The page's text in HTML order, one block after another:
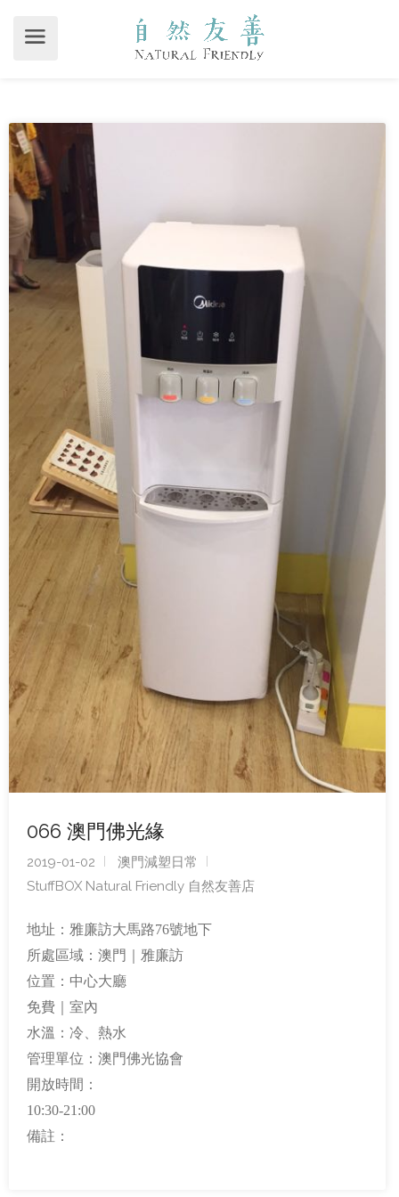
066 澳門佛光緣
2019-01-02
澳門減塑日常
StuffBOX Natural Friendly 自然友善店
地址：雅廉訪大馬路76號地下
所處區域：澳門｜雅廉訪
位置：中心大廳
免費｜室內
水溫：冷、熱水
管理單位：澳門佛光協會
開放時間：
10:30-21:00
備註：